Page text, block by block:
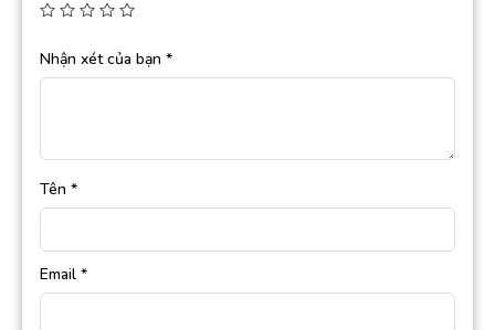
Nhận xét của bạn *
Tên *
Email *